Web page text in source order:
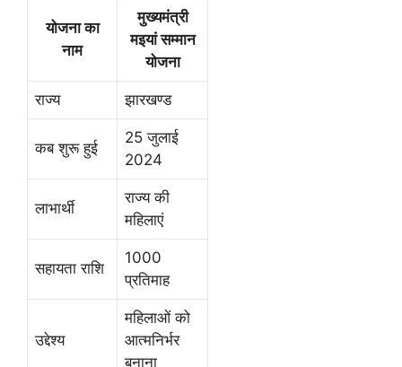
योजना का
नाम
मुख्यमंत्री
मइयां सम्मान
योजना
राज्य झारखण्ड
कब शुरू हुई
25 जुलाई
2024
लाभार्थी
राज्य की
महिलाएं
सहायता राशि
1000
प्रतिमाह
उद्देश्य
महिलाओं को
आत्मनिर्भर
बनाना